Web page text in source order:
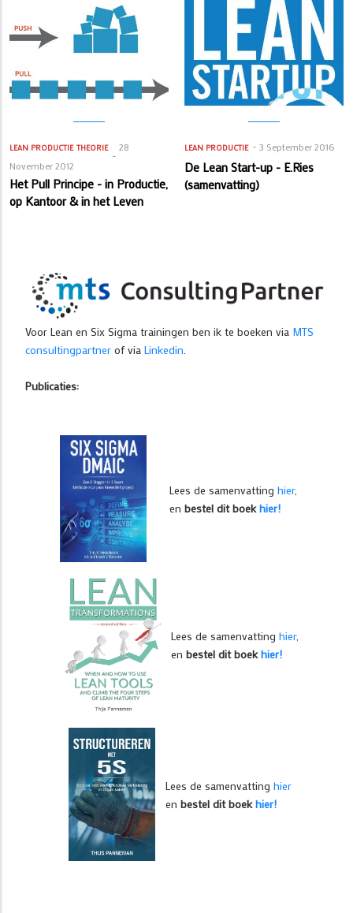
LEAN PRODUCTIE THEORIE
28
November 2012
Het Pull Principe - in Productie,
op Kantoor & in het Leven
LEAN PRODUCTIE 3 September 2016
De Lean Start-up - E.Ries
(samenvatting)
Voor Lean en Six Sigma trainingen ben ik te boeken via MTS
consultingpartner of via Linkedin.
Publicaties:
Lees de samenvatting hier,
en bestel dit boekhier!
Lees de samenvatting hier,
en bestel dit boekhier!
Lees de samenvatting hier
en bestel dit boekhier!